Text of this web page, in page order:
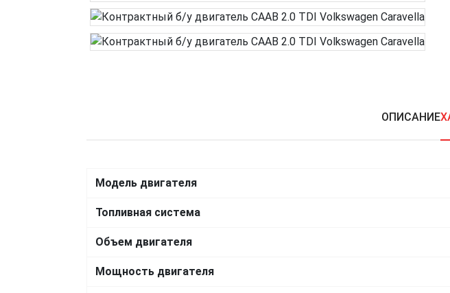
ОПИСАНИЕ
Модель двигателя
Топливная система
Объем двигателя
Мощность двигателя